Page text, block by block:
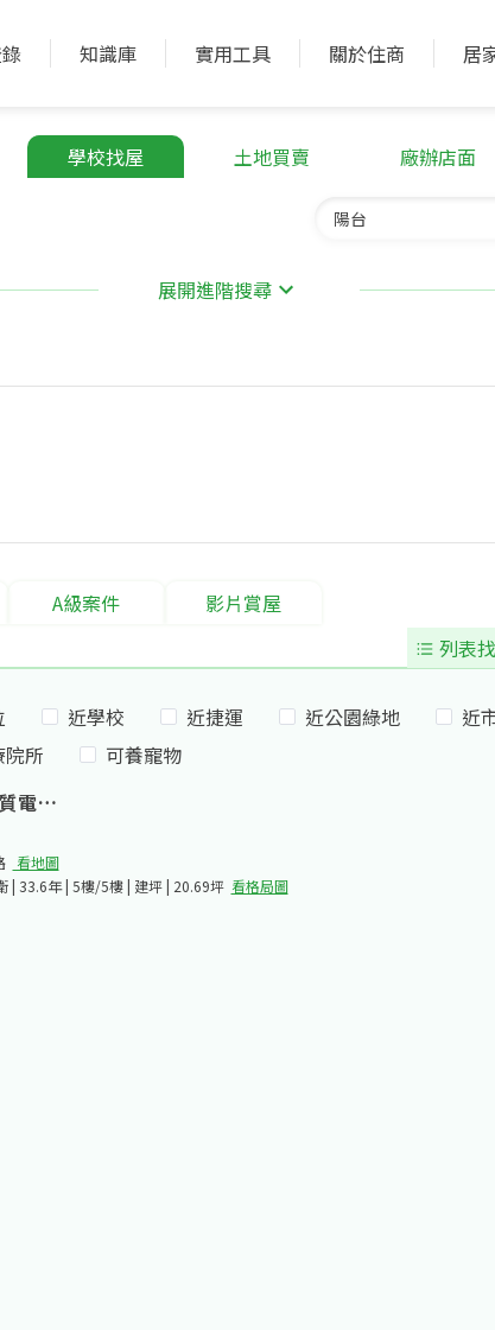
知識庫 實用工具 關於住商 居
學校找屋 土地買賣 廠辦店面
展開進階搜尋
A級案件
影片賞屋
列表
近學校 近捷運 近公園綠地
近
院所
可養寵物
電梯一房
看地圖
| 33.6年 | 5樓/5樓 | 建坪 | 20.69坪 看格局圖